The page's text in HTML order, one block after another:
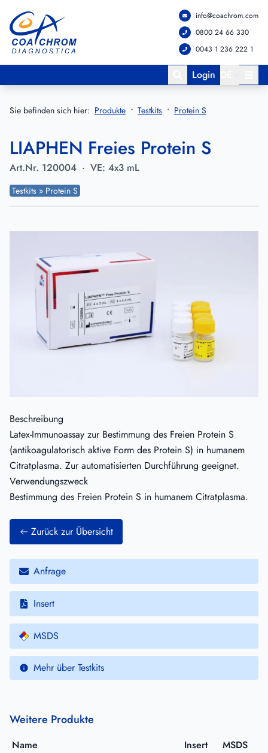
Zum Hauptmenü springen
Zum Hauptinhalt springen
info@coachrom.com
0800 24 66 330
0043 1 236 222 1
Login
Sie befinden sich hier: Produkte Testkits Protein S
LIAPHEN Freies Protein S
Art.Nr. 120004 · VE: 4x3 mL
Testkits » Protein S
Beschreibung
Latex-Immunoassay zur Bestimmung des Freien Protein S
(antikoagulatorisch aktive Form des Protein S) in humanem
Citratplasma. Zur automatisierten Durchführung geeignet.
Verwendungszweck
Bestimmung des Freien Protein S in humanem Citratplasma.
Zurück zur Übersicht
Anfrage
Insert
MSDS
Mehr über Testkits
Weitere Produkte
Name Insert
MSDS